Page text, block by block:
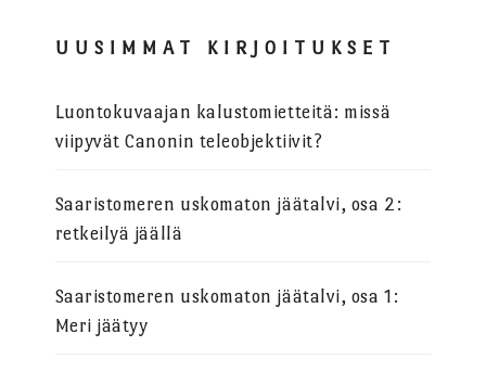
UUSIMMAT KIRJOITUKSET
Luontokuvaajan kalustomietteitä: missä
viipyvät Canonin teleobjektiivit?
Saaristomeren uskomaton jäätalvi, osa 2:
retkeilyä jäällä
Saaristomeren uskomaton jäätalvi, osa 1:
Meri jäätyy